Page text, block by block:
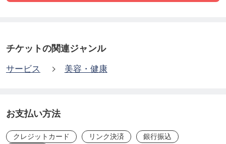
チケットの関連ジャンル
サービス 美容・健康
お支払い方法
クレジットカード リンク決済
銀行振込